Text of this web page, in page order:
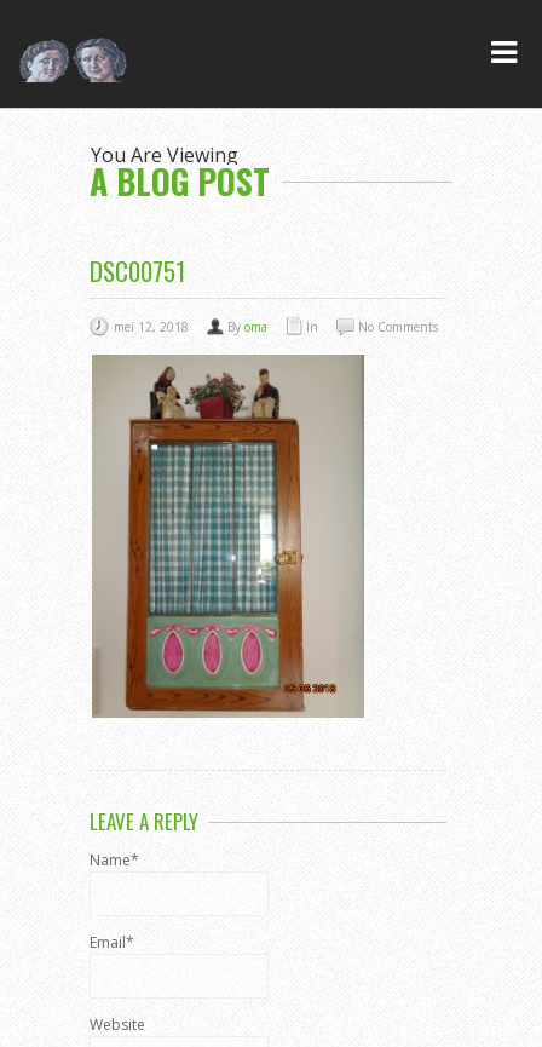
You Are Viewing
A BLOG POST
DSC00751
mei 12, 2018 By oma In No Comments
LEAVE A REPLY
Name*
Email*
Website